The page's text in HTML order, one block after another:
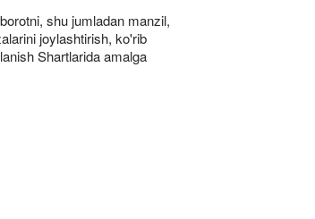
shu jumladan manzil,
joylashtirish, ko'rib
Shartlarida amalga